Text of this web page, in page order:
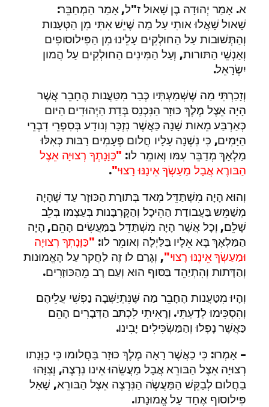
א. אָמַר יְהוּדָה בֶן שָׁאוּל ז"ל, אָמַר הַמְחַבֵּר:
שָׁאול שָׁאֲלוּ אותִי עַל מַה שֶּׁיֵשׁ אִתִּי מִן הַטְּעָנות
וְהַתְּשׁוּבות עַל הַחולְקִים עָלֵינוּ מִן הַפִּילוסופִים
וְאַנְשֵׁי הַתּורות, וְעַל הַמִּינִים הַחולְקִים עַל הֲמון
יִשְׂרָאֵל.
וְזָכַרְתִּי מַה שֶּׁשְּׁמַעְתִּיו כְּבַר מִטַּעֲנות הֶחָבֵר אֲשֶׁר
הָיָה אֵצֶל מֶלֶךְ כּוּזָר הַנִּכְנַס בְּדַת הַיְּהוּדִים הַיּום
כְּאַרְבַּע מֵאות שָׁנָה כַּאֲשֶׁר נִזְכָּר וְנודָע בְּסִפְרֵי דִבְרֵי
הַיָּמִים, כִּי נִשְׁנָה עָלָיו חֲלום פְּעָמִים רַבּות כְּאִלּוּ
מַלְאָךְ מְדַבֵּר עִמּו וְאומֵר לו: "כַּוָּנָתְךָ רְצוּיָה אֵצֶל
הַבּורֶא אֲבָל מַעַשְׂךָ אֵינָנּוּ רָצוּי".
וְהוּא הָיָה מִשְׁתַּדֵּל מְאד בְּתורַת הַכּוּזָר עַד שֶׁהָיָה
מְשַׁמֵּש בַּעֲבודַת הַהֵיכָל וְהַקָּרְבָּנות בְּעַצְמו בְּלֵב
שָׁלֵם, וְכָל אֲשֶׁר הָיָה מִשְׁתַּדֵּל בַּמַּעֲשִׂים הָהֵם, הָיָה
הַמַּלְאָךְ בָּא אֵלָיו בַּלַּיְלָה וְאומֵר לו: "כַּוָּנָתְךָ רְצוּיָה
וּמַעַשְׂךָ אֵינֶנּוּ רָצוּי", וְגָרַם לו זֶה לַחֲקר עַל הָאֱמוּנות
וְהַדָּתות וְהִתְיַהֵד בַּסּוף הוּא וְעַם רָב מֵהַכּוּזָרִים.
וְהָיוּ מִטַּעֲנות הֶחָבֵר מַה שֶּׁנִּתְיַשְּׁבָה נַפְשִׁי עֲלֵיהֶם
וְהִסְכִּימוּ לְדַעְתִּי. וְרָאִיתִי לִכְתּב הַדְּבָרִים הָהֵם
כַּאֲשֶׁר נָפְלוּ וְהַמַּשְׂכִּילִים יָבִינו.
– אָמְרוּ: כִּי כַאֲשֶׁר רָאָה מֶלֶךְ כּוּזָר בַּחֲלומו כִּי כַוָּנָתו
רְצוּיָה אֵצֶל הַבּורֵא אֲבָל מַעֲשֵׂהוּ אֵינו נִרְצֶה, וְצִוָּהוּ
בַחֲלום לְבַקֵּשׁ הַמַּעֲשֶׂה הַנִּרְצֶה אֵצֶל הַבּורֵא, שָׁאַל
פִּילוסוף אֶחָד עַל אֱמוּנָתו.